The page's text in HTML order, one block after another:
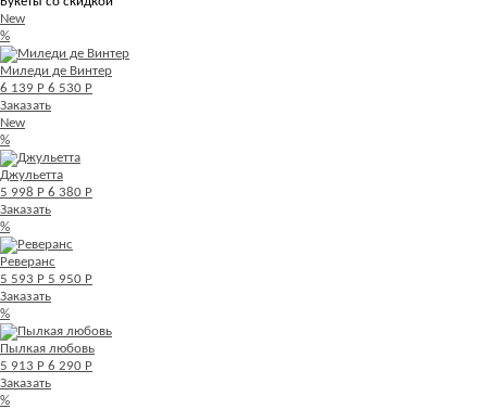
New
%
Миледи де Винтер
6 139 Р 6 530 Р
Заказать
New
%
Джульетта
5 998 Р 6 380 Р
Заказать
%
Реверанс
5 593 Р 5 950 Р
Заказать
%
Пылкая любовь
5 913 Р 6 290 Р
Заказать
%